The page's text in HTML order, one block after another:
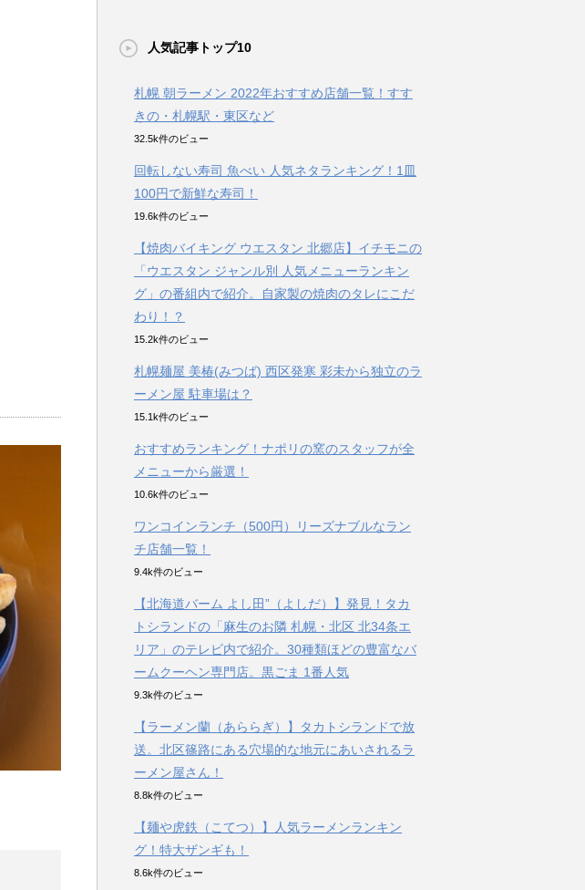
人気記事トップ10
札幌 朝ラーメン 2022年おすすめ店舗一覧！すす
きの・札幌駅・東区など
32.5k件のビュー
回転しない寿司 魚べい 人気ネタランキング！1皿
100円で新鮮な寿司！
19.6k件のビュー
【焼肉バイキング ウエスタン 北郷店】イチモニの
「ウエスタン ジャンル別 人気メニューランキン
グ」の番組内で紹介。自家製の焼肉のタレにこだ
わり！？
15.2k件のビュー
札幌麺屋 美椿(みつば) 西区発寒 彩未から独立のラ
ーメン屋 駐車場は？
15.1k件のビュー
おすすめランキング！ナポリの窯のスタッフが全
メニューから厳選！
10.6k件のビュー
ワンコインランチ（500円）リーズナブルなラン
チ店舗一覧！
9.4k件のビュー
【北海道バーム よし田”（よしだ）】発見！タカ
トシランドの「麻生のお隣 札幌・北区 北34条エ
リア」のテレビ内で紹介。30種類ほどの豊富なバ
ームクーヘン専門店。黒ごま 1番人気
9.3k件のビュー
【ラーメン蘭（あららぎ）】タカトシランドで放
送。北区篠路にある穴場的な地元にあいされるラ
ーメン屋さん！
8.8k件のビュー
【麺や虎鉄（こてつ）】人気ラーメンランキン
グ！特大ザンギも！
8.6k件のビュー